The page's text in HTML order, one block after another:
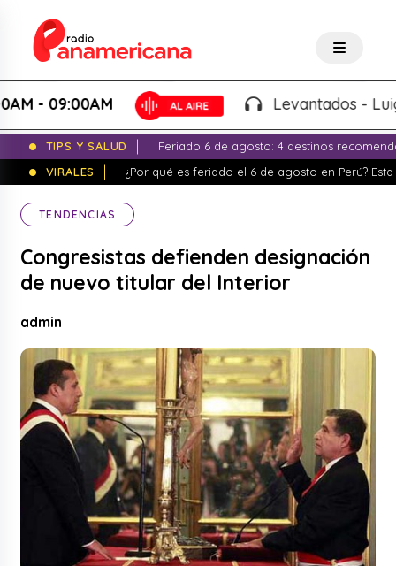
Levantados - Luigui
TIPS Y SALUD
Feriado 6 de agosto: 4 destinos
VIRALES
¿Por qué es feriado el 6 de agosto en Perú?
TENDENCIAS
Congresistas defienden designación
de nuevo titular del Interior
admin